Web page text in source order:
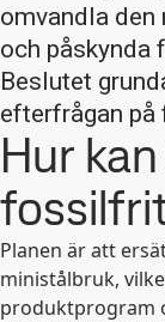
omvandla den
och påskynda
Beslutet
efterfrågan
Hur
Planen är att
ministålbruk,
produktprogram